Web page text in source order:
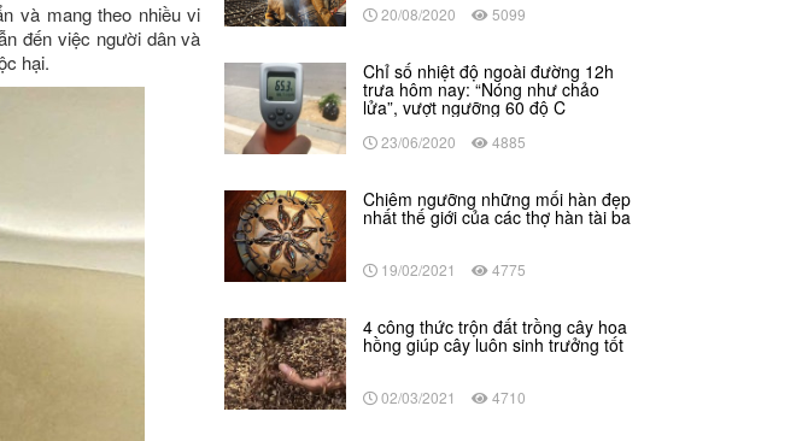
và mang theo nhiều vi
đến việc người dân và
hại.
20/08/2020 5099
Chỉ số nhiệt độ ngoài đường 12h
trưa hôm nay: “Nóng như chảo
lửa”, vượt ngưỡng 60 độ C
23/06/2020 4885
Chiêm ngưỡng những mối hàn đẹp
nhất thế giới của các thợ hàn tài ba
19/02/2021 4775
4 công thức trộn đất trồng cây hoa
hồng giúp cây luôn sinh trưởng tốt
02/03/2021 4710